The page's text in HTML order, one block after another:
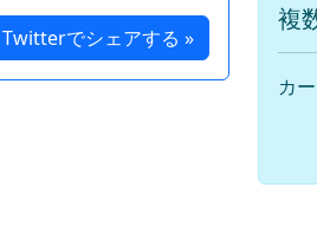
Twitterでシェアする »
複
カ